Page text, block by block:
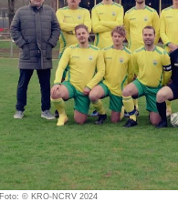
Foto: © KRO-NCRV 2024